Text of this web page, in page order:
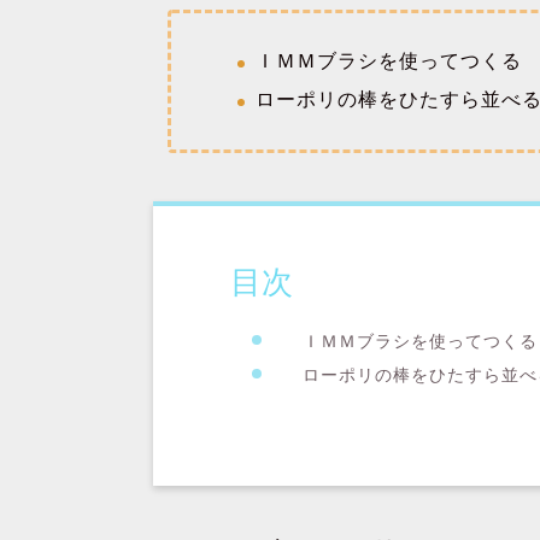
ＩＭＭブラシを使ってつくる
ローポリの棒をひたすら並べる
目次
ＩＭＭブラシを使ってつくる
ローポリの棒をひたすら並べ